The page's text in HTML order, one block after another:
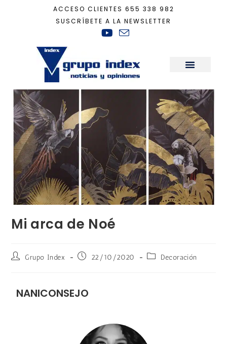
ACCESO CLIENTES 655 338 982
SUSCRÍBETE A LA NEWSLETTER
Decoración
Mi arca de Noé
Grupo Index 22/10/2020 Decoración
NANICONSEJO